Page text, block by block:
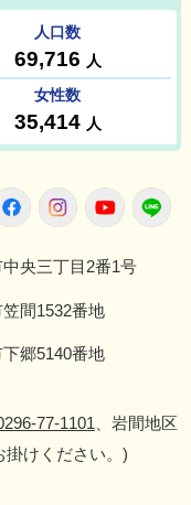
所FacebookInstagram
央三丁目2番1号
間1532番地
郷5140番地
77-1101 、岩間地区
掛けください。)